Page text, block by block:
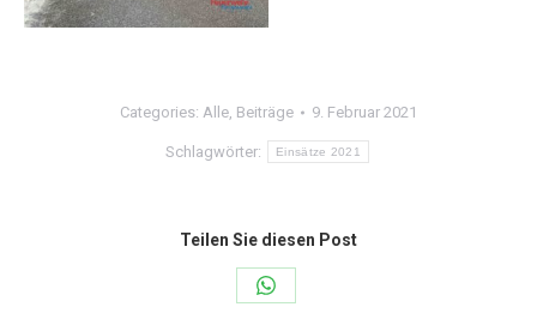
Categories: Alle, Beiträge 9. Februar 2021
Schlagwörter: Einsätze 2021
Teilen Sie diesen Post
Share